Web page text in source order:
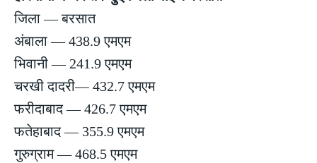
जिला — बरसात
अंबाला — 438.9 एमएम
भिवानी — 241.9 एमएम
चरखी दादरी— 432.7 एमएम
फरीदाबाद — 426.7 एमएम
फतेहाबाद — 355.9 एमएम
गुरुग्राम — 468.5 एमएम